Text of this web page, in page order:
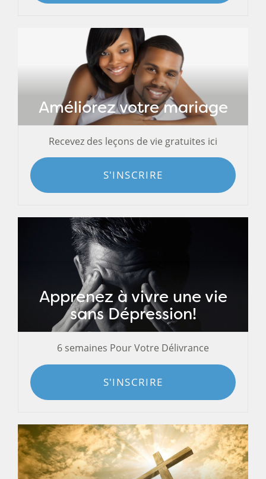
Améliorez votre mariage
Recevez des leçons de vie gratuites ici
S'INSCRIRE
Apprenez à vivre une vie
sans Dépression!
6 semaines Pour Votre Délivrance
S'INSCRIRE